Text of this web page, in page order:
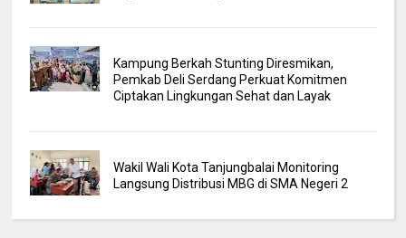
Kampung Berkah Stunting Diresmikan,
Pemkab Deli Serdang Perkuat Komitmen
Ciptakan Lingkungan Sehat dan Layak
Wakil Wali Kota Tanjungbalai Monitoring
Langsung Distribusi MBG di SMA Negeri 2